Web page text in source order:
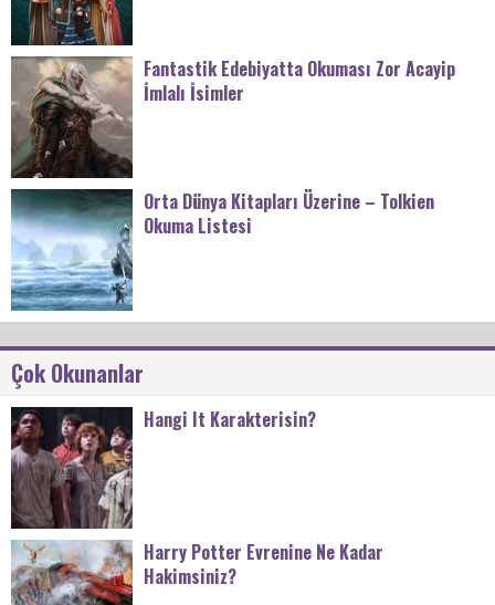
Fantastik Edebiyatta Okuması Zor Acayip
İmlalı İsimler
Orta Dünya Kitapları Üzerine – Tolkien
Okuma Listesi
Çok Okunanlar
Hangi It Karakterisin?
Harry Potter Evrenine Ne Kadar
Hakimsiniz?